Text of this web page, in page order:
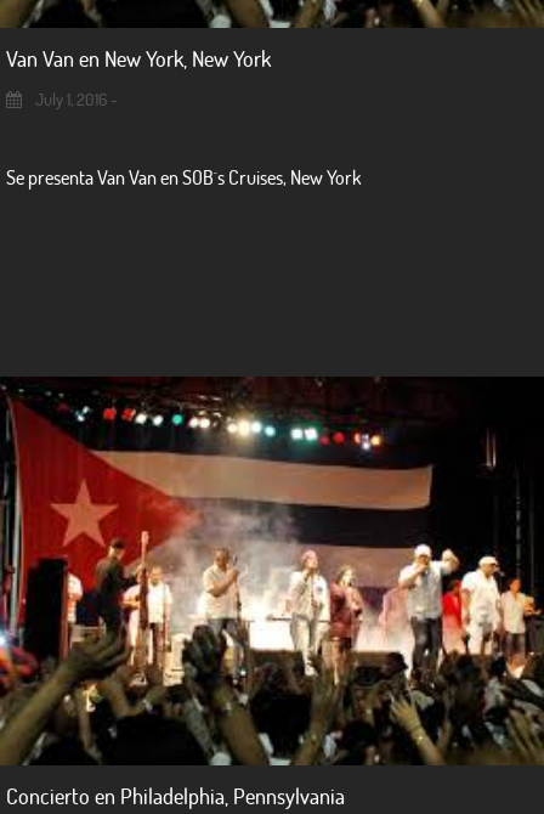
Van Van en New York, New York
July 1, 2016 -
Se presenta Van Van en SOB´s Cruises, New York
Concierto en Philadelphia, Pennsylvania